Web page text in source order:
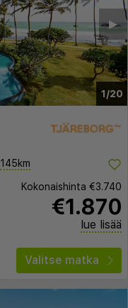
1/20
▶︎
145km
Kokonaishinta €3.740
€1.870
lue lisää
Valitse matka